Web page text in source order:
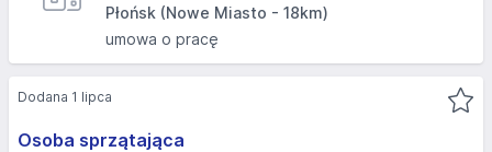
Płońsk (Nowe Miasto - 18km)
umowa o pracę
Osoba sprzątająca
Dodana 1 lipca